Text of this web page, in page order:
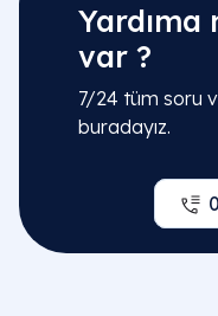
Yardıma
var ?
7/24 tüm soru
buradayız.